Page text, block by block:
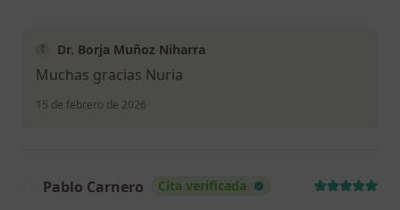
Dr. Borja Muñoz Niharra
Muchas gracias Nuria
15 de febrero de 2026
Pablo Carnero Cita verificada